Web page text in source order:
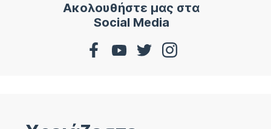
Ακολουθήστε μας στα
Social Media